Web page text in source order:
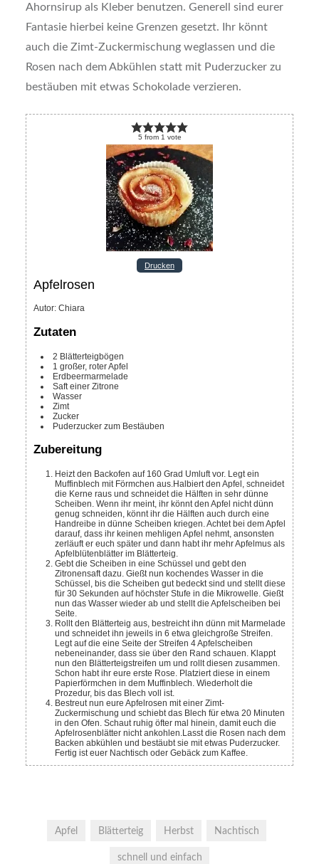
Ahornsirup als Kleber benutzen. Generell sind eurer
Fantasie hierbei keine Grenzen gesetzt. Ihr könnt
auch die Zimt-Zuckermischung weglassen und die
Rosen nach dem Abkühlen statt mit Puderzucker zu
bestäuben mit etwas Schokolade verzieren.
5 from 1 vote
Drucken
Apfelrosen
Autor: Chiara
Zutaten
2 Blätterteigbögen
1 großer, roter Apfel
Erdbeermarmelade
Saft einer Zitrone
Wasser
Zimt
Zucker
Puderzucker zum Bestäuben
Zubereitung
Heizt den Backofen auf 160 Grad Umluft vor. Legt ein
Muffinblech mit Förmchen aus.Halbiert den Apfel, schneidet
die Kerne raus und schneidet die Hälften in sehr dünne
Scheiben. Wenn ihr meint, ihr könnt den Apfel nicht dünn
genug schneiden, könnt ihr die Hälften auch durch eine
Handreibe in dünne Scheiben kriegen. Achtet bei dem Apfel
darauf, dass ihr keinen mehligen Apfel nehmt, ansonsten
zerläuft er euch später und dann habt ihr mehr Apfelmus als
Apfelblütenblätter im Blätterteig.
Gebt die Scheiben in eine Schüssel und gebt den
Zitronensaft dazu. Gießt nun kochendes Wasser in die
Schüssel, bis die Scheiben gut bedeckt sind und stellt diese
für 30 Sekunden auf höchster Stufe in die Mikrowelle. Gießt
nun das Wasser wieder ab und stellt die Apfelscheiben bei
Seite.
Rollt den Blätterteig aus, bestreicht ihn dünn mit Marmelade
und schneidet ihn jeweils in 6 etwa gleichgroße Streifen.
Legt auf die eine Seite der Streifen 4 Apfelscheiben
nebeneinander, dass sie über den Rand schauen. Klappt
nun den Blätterteigstreifen um und rollt diesen zusammen.
Schon habt ihr eure erste Rose. Platziert diese in einem
Papierförmchen in dem Muffinblech. Wiederholt die
Prozedur, bis das Blech voll ist.
Bestreut nun eure Apfelrosen mit einer Zimt-
Zuckermischung und schiebt das Blech für etwa 20 Minuten
in den Ofen. Schaut ruhig öfter mal hinein, damit euch die
Apfelrosenblätter nicht ankohlen.Lasst die Rosen nach dem
Backen abkühlen und bestäubt sie mit etwas Puderzucker.
Fertig ist euer Nachtisch oder Gebäck zum Kaffee.
Apfel Blätterteig Herbst Nachtisch
schnell und einfach